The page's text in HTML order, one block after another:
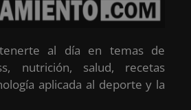
al día en temas de
nutrición, salud, recetas
aplicada al deporte y la